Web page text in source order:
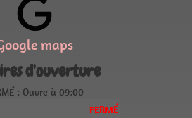
maps
d'ouverture
: Ouvre à 09:00
FERMÉ